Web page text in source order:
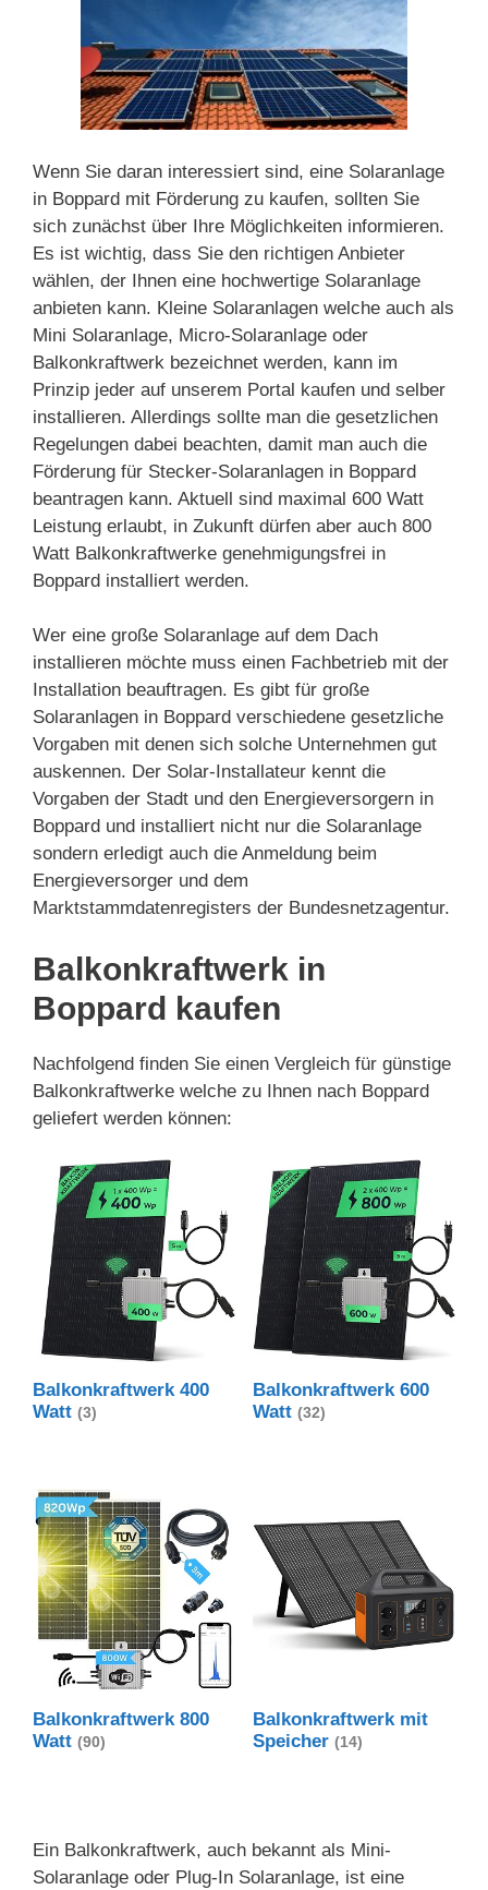
Wenn Sie daran interessiert sind, eine Solaranlage
in Boppard mit Förderung zu kaufen, sollten Sie
sich zunächst über Ihre Möglichkeiten informieren.
Es ist wichtig, dass Sie den richtigen Anbieter
wählen, der Ihnen eine hochwertige Solaranlage
anbieten kann. Kleine Solaranlagen welche auch als
Mini Solaranlage, Micro-Solaranlage oder
Balkonkraftwerk bezeichnet werden, kann im
Prinzip jeder auf unserem Portal kaufen und selber
installieren. Allerdings sollte man die gesetzlichen
Regelungen dabei beachten, damit man auch die
Förderung für Stecker-Solaranlagen in Boppard
beantragen kann. Aktuell sind maximal 600 Watt
Leistung erlaubt, in Zukunft dürfen aber auch 800
Watt Balkonkraftwerke genehmigungsfrei in
Boppard installiert werden.
Wer eine große Solaranlage auf dem Dach
installieren möchte muss einen Fachbetrieb mit der
Installation beauftragen. Es gibt für große
Solaranlagen in Boppard verschiedene gesetzliche
Vorgaben mit denen sich solche Unternehmen gut
auskennen. Der Solar-Installateur kennt die
Vorgaben der Stadt und den Energieversorgern in
Boppard und installiert nicht nur die Solaranlage
sondern erledigt auch die Anmeldung beim
Energieversorger und dem
Marktstammdatenregisters der Bundesnetzagentur.
Balkonkraftwerk in
Boppard kaufen
Nachfolgend finden Sie einen Vergleich für günstige
Balkonkraftwerke welche zu Ihnen nach Boppard
geliefert werden können:
Balkonkraftwerk 400
Watt (3)
Balkonkraftwerk 600
Watt (32)
Balkonkraftwerk 800
Watt (90)
Balkonkraftwerk mit
Speicher (14)
Ein Balkonkraftwerk, auch bekannt als Mini-
Solaranlage oder Plug-In Solaranlage, ist eine